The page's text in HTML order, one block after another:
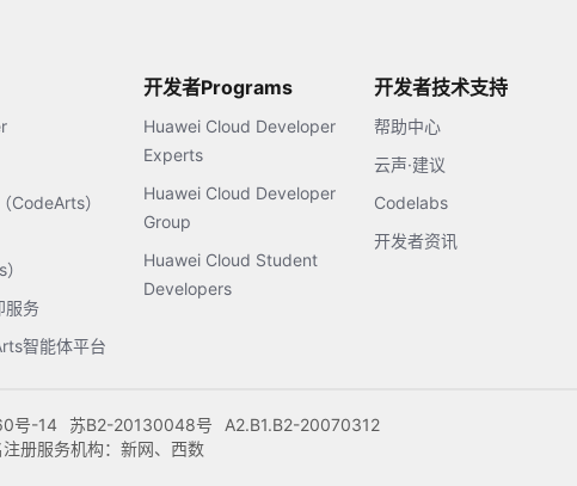
CodeArts）
服务
智能体平台
开发者Programs
Huawei Cloud Developer
Experts
Huawei Cloud Developer
Group
Huawei Cloud Student
Developers
开发者技术支持
帮助中心
云声·建议
Codelabs
开发者资讯
号-14 苏B2-20130048号
A2.B1.B2-20070312
册服务机构：新网、西数